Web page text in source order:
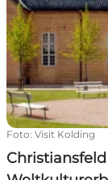
Foto: Visit Kolding
Christiansfeld